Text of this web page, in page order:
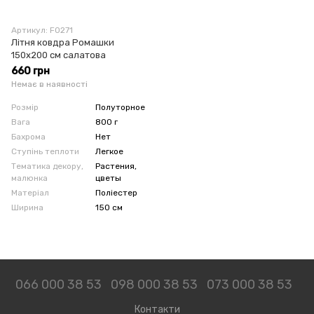
Артикул: F0271
Літня ковдра Ромашки
150x200 см салатова
660 грн
Немає в наявності
Розмір
Полуторное
Вага
800 г
Бахрома
Нет
Ступінь теплоти
Легкое
Тематика декору,
малюнка
Растения,
цветы
Матеріал
Поліестер
Ширина
150 см
066 000 38 53 098 000 38 53 073 000 38 53
Контакти